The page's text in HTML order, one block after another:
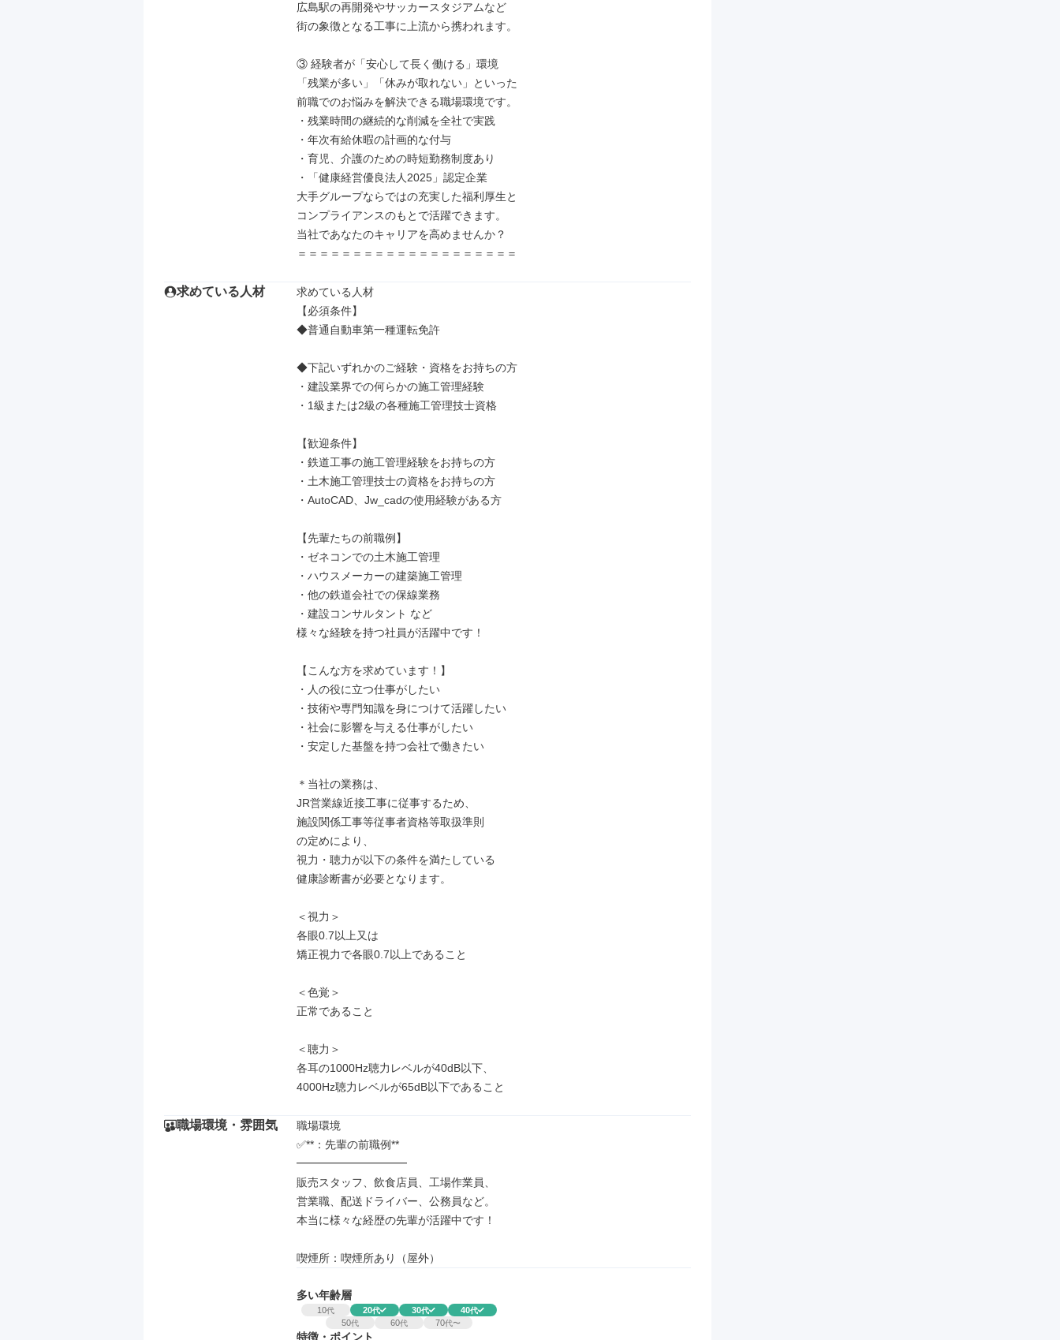
広島駅の再開発やサッカースタジアムなど
街の象徴となる工事に上流から携われます。
③ 経験者が「安心して長く働ける」環境
「残業が多い」「休みが取れない」といった
前職でのお悩みを解決できる職場環境です。
・残業時間の継続的な削減を全社で実践
・年次有給休暇の計画的な付与
・育児、介護のための時短勤務制度あり
・「健康経営優良法人2025」認定企業
大手グループならではの充実した福利厚生と
コンプライアンスのもとで活躍できます。
当社であなたのキャリアを高めませんか？
＝＝＝＝＝＝＝＝＝＝＝＝＝＝＝＝＝＝＝＝
求めている人材
求めている人材
【必須条件】
◆普通自動車第一種運転免許
◆下記いずれかのご経験・資格をお持ちの方
・建設業界での何らかの施工管理経験
・1級または2級の各種施工管理技士資格
【歓迎条件】
・鉄道工事の施工管理経験をお持ちの方
・土木施工管理技士の資格をお持ちの方
・AutoCAD、Jw_cadの使用経験がある方
【先輩たちの前職例】
・ゼネコンでの土木施工管理
・ハウスメーカーの建築施工管理
・他の鉄道会社での保線業務
・建設コンサルタント など
様々な経験を持つ社員が活躍中です！
【こんな方を求めています！】
・人の役に立つ仕事がしたい
・技術や専門知識を身につけて活躍したい
・社会に影響を与える仕事がしたい
・安定した基盤を持つ会社で働きたい
＊当社の業務は、
JR営業線近接工事に従事するため、
施設関係工事等従事者資格等取扱準則
の定めにより、
視力・聴力が以下の条件を満たしている
健康診断書が必要となります。
＜視力＞
各眼0.7以上又は
矯正視力で各眼0.7以上であること
＜色覚＞
正常であること
＜聴力＞
各耳の1000Hz聴力レベルが40dB以下、
4000Hz聴力レベルが65dB以下であること
職場環境・雰囲気
職場環境
✅**：先輩の前職例**
━━━━━━━━━━
販売スタッフ、飲食店員、工場作業員、
営業職、配送ドライバー、公務員など。
本当に様々な経歴の先輩が活躍中です！
喫煙所：喫煙所あり（屋外）
多い年齢層
10代 20代 30代 40代
50代 60代 70代〜
特徴・ポイント